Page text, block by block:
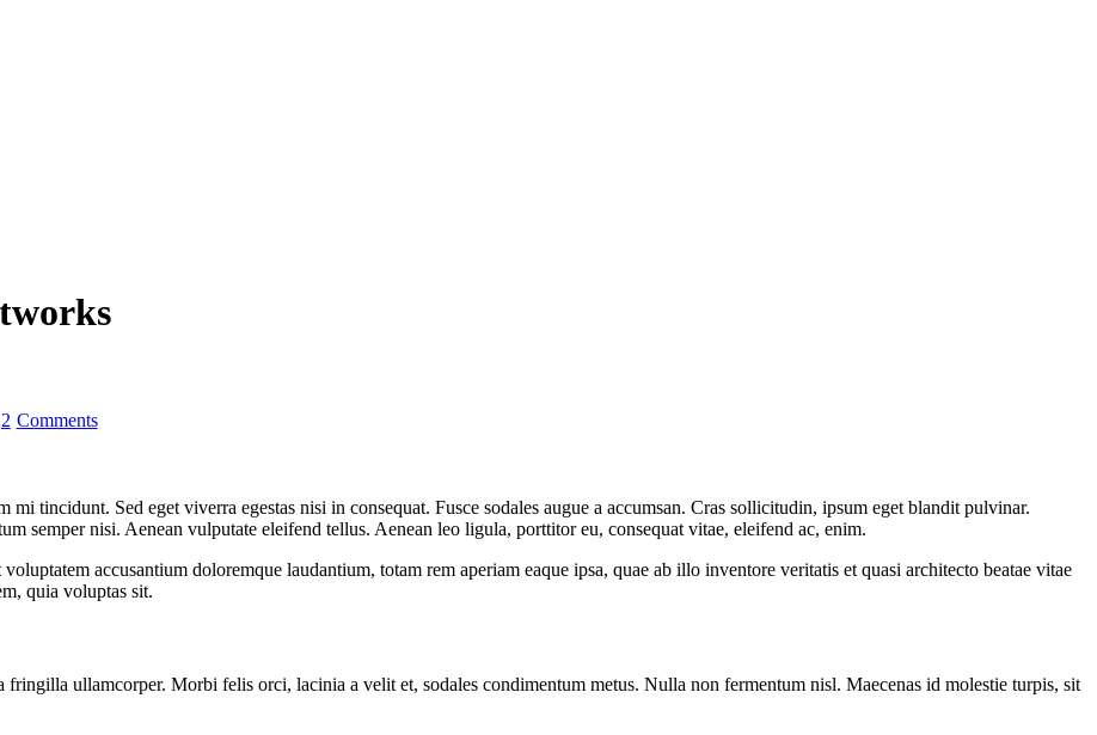
2 Comments
mi tincidunt. Sed eget viverra egestas nisi in consequat. Fusce sodales augue a accumsan. Cras sollicitudin, ipsum eget blandit pulvinar.
semper nisi. Aenean vulputate eleifend tellus. Aenean leo ligula, porttitor eu, consequat vitae, eleifend ac, enim.
accusantium doloremque laudantium, totam rem aperiam eaque ipsa, quae ab illo inventore veritatis et quasi architecto beatae vitae
quia voluptas sit.
ullamcorper. Morbi felis orci, lacinia a velit et, sodales condimentum metus. Nulla non fermentum nisl. Maecenas id molestie turpis, sit